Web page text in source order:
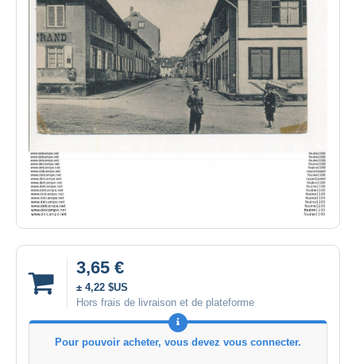
3,65 €
± 4,22 $US
Hors frais de livraison et de plateforme
Pour pouvoir acheter, vous devez vous connecter.